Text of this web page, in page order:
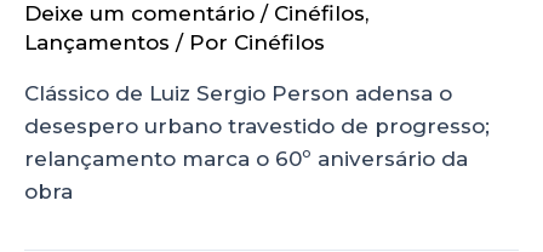
Deixe um comentário / Cinéfilos,
Lançamentos / Por Cinéfilos
Clássico de Luiz Sergio Person adensa o
desespero urbano travestido de progresso;
relançamento marca o 60º aniversário da
obra